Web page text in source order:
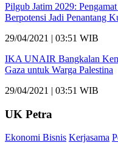
Pilgub Jatim 2029:
Berpotensi Jadi Penantang
29/04/2021 | 03:51 WIB
IKA UNAIR Bangkalan
Gaza untuk Warga Palestina
29/04/2021 | 03:51 WIB
UK Petra
Ekonomi Bisnis Kerjasama